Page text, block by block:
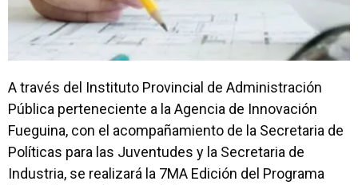
A través del Instituto Provincial de Administración
Pública perteneciente a la Agencia de Innovación
Fueguina, con el acompañamiento de la Secretaria de
Políticas para las Juventudes y la Secretaria de
Industria, se realizará la 7MA Edición del Programa